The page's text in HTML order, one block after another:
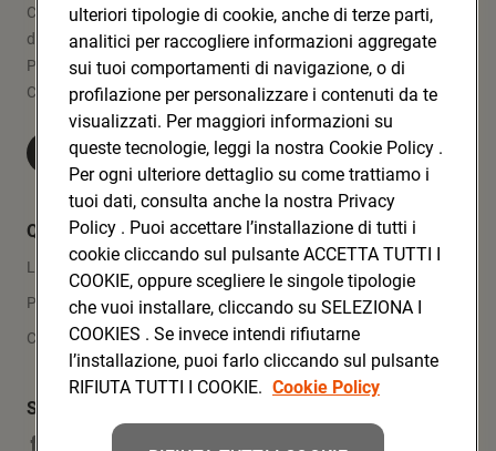
Codice Fiscale e Registro Imprese
di Bologna 00865960157
PARTITA IVA 03320960374
CONAD SOC. COOP.
Visita Conad.it
Quicklinks
Lavora con noi
Press Area
Contatti
Social Media
ulteriori tipologie di cookie, anche di terze parti,
analitici per raccogliere informazioni aggregate
sui tuoi comportamenti di navigazione, o di
profilazione per personalizzare i contenuti da te
visualizzati. Per maggiori informazioni su
queste tecnologie, leggi la nostra Cookie Policy .
Per ogni ulteriore dettaglio su come trattiamo i
tuoi dati, consulta anche la nostra Privacy
Policy . Puoi accettare l’installazione di tutti i
cookie cliccando sul pulsante ACCETTA TUTTI I
COOKIE, oppure scegliere le singole tipologie
che vuoi installare, cliccando su SELEZIONA I
COOKIES . Se invece intendi rifiutarne
l’installazione, puoi farlo cliccando sul pulsante
RIFIUTA TUTTI I COOKIE. Cookie Policy